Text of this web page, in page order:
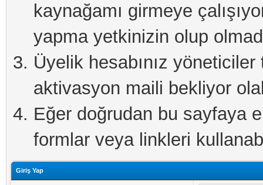
kaynağamı girmeye
yapma yetkinizin olup
Üyelik hesabınız
aktivasyon maili bekliyor
Eğer doğrudan bu sayfaya
formlar veya linkleri
Giriş Yap